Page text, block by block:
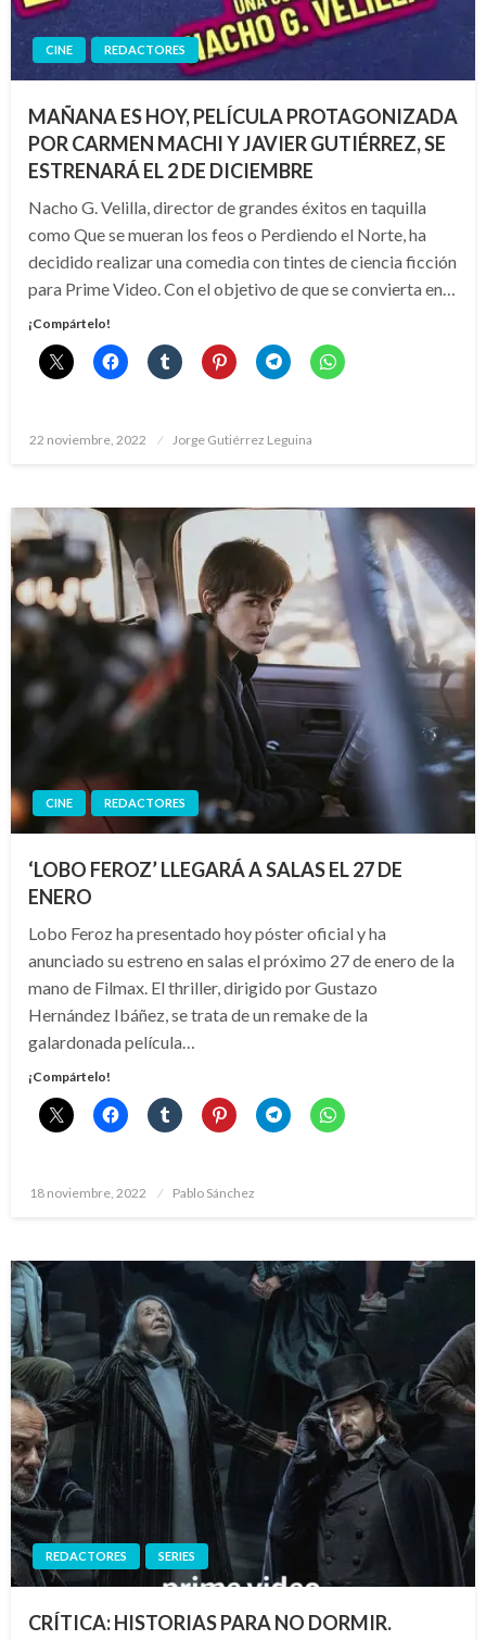
CINE REDACTORES
MAÑANA ES HOY, PELÍCULA PROTAGONIZADA
POR CARMEN MACHI Y JAVIER GUTIÉRREZ, SE
ESTRENARÁ EL 2 DE DICIEMBRE
Nacho G. Velilla, director de grandes éxitos en taquilla
como Que se mueran los feos o Perdiendo el Norte, ha
decidido realizar una comedia con tintes de ciencia ficción
para Prime Video. Con el objetivo de que se convierta en…
¡Compártelo!
Publicado
22 noviembre, 2022 Jorge Gutiérrez Leguina
CINE REDACTORES
‘LOBO FEROZ’ LLEGARÁ A SALAS EL 27 DE
ENERO
Lobo Feroz ha presentado hoy póster oficial y ha
anunciado su estreno en salas el próximo 27 de enero de la
mano de Filmax. El thriller, dirigido por Gustazo
Hernández Ibáñez, se trata de un remake de la
galardonada película…
¡Compártelo!
Publicado
18 noviembre, 2022 Pablo Sánchez
REDACTORES SERIES
CRÍTICA: HISTORIAS PARA NO DORMIR.